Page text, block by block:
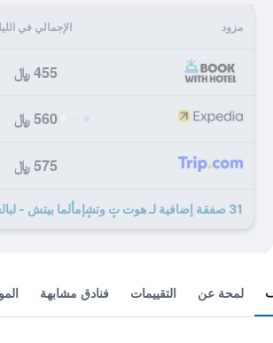
مزود الإجمالي في
455 ﷼
560 ﷼
575 ﷼
31 صفقة إضافية لـ هوت تٕ وتشٕإمألما بيتش - لبالغين فقط
لمحة عن التقييمات فنادق مشابهة